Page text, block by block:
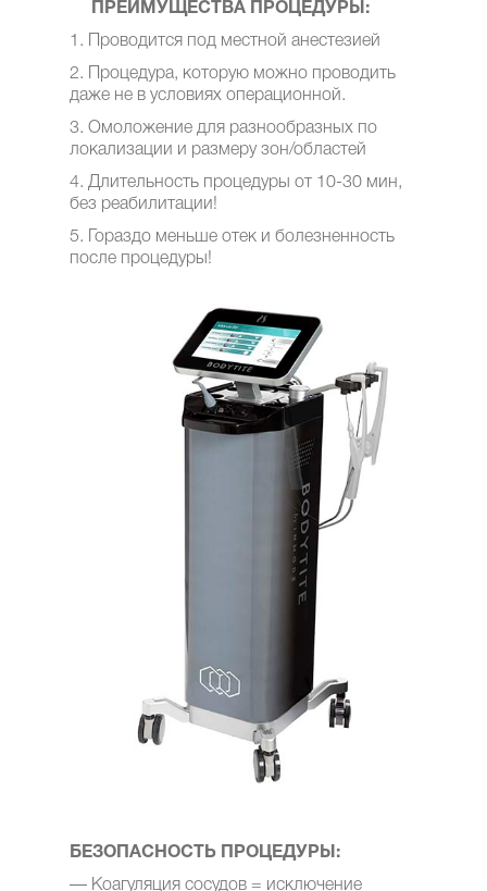
ПРЕИМУЩЕСТВА ПРОЦЕДУРЫ:
1. Проводится под местной анестезией
2. Процедура, которую можно проводить
даже не в условиях операционной.
3. Омоложение для разнообразных по
локализации и размеру зон/областей
4. Длительность процедуры от 10-30 мин,
без реабилитации!
5. Гораздо меньше отек и болезненность
после процедуры!
БЕЗОПАСНОСТЬ ПРОЦЕДУРЫ:
— Коагуляция сосудов = исключение